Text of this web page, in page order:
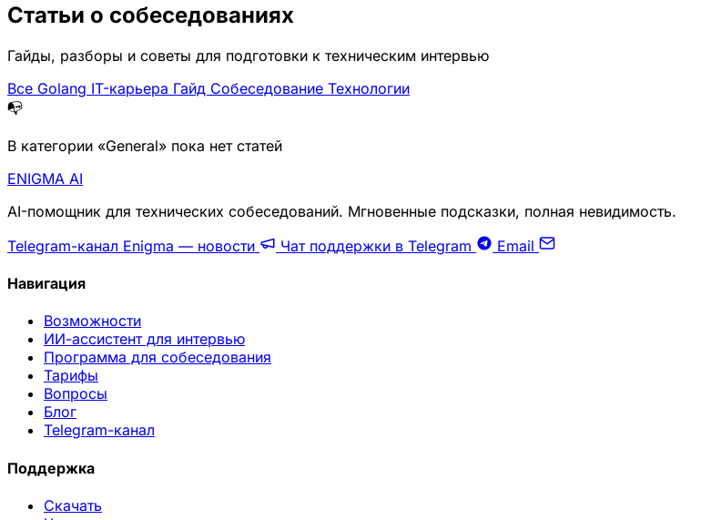
Статьи о собеседованиях
Гайды, разборы и советы для подготовки к техническим интервью
Все Golang IT-карьера Гайд Собеседование Технологии
📭
В категории «General» пока нет статей
ENIGMA AI
AI-помощник для технических собеседований. Мгновенные подсказки, полная невидимость.
Telegram-канал Enigma — новости
Чат поддержки в Telegram Email
Навигация
Возможности
ИИ-ассистент для интервью
Программа для собеседования
Тарифы
Вопросы
Блог
Telegram-канал
Поддержка
Скачать